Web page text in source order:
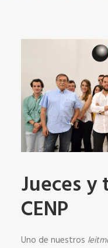
Jueces y
CENP
Uno de nuestros